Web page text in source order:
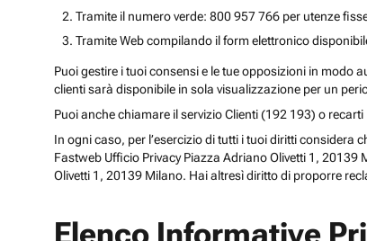
Tramite il numero verde: 800 957 766 per utenze
Tramite Web compilando il form elettronico
Puoi gestire i tuoi consensi e le tue opposizioni in modo
clienti sarà disponibile in sola visualizzazione per un
Puoi anche chiamare il servizio Clienti (192 193) o
In ogni caso, per l’esercizio di tutti i tuoi diritti considera
Fastweb Ufficio Privacy Piazza Adriano Olivetti 1, 20139
Olivetti 1, 20139 Milano. Hai altresì diritto di proporre